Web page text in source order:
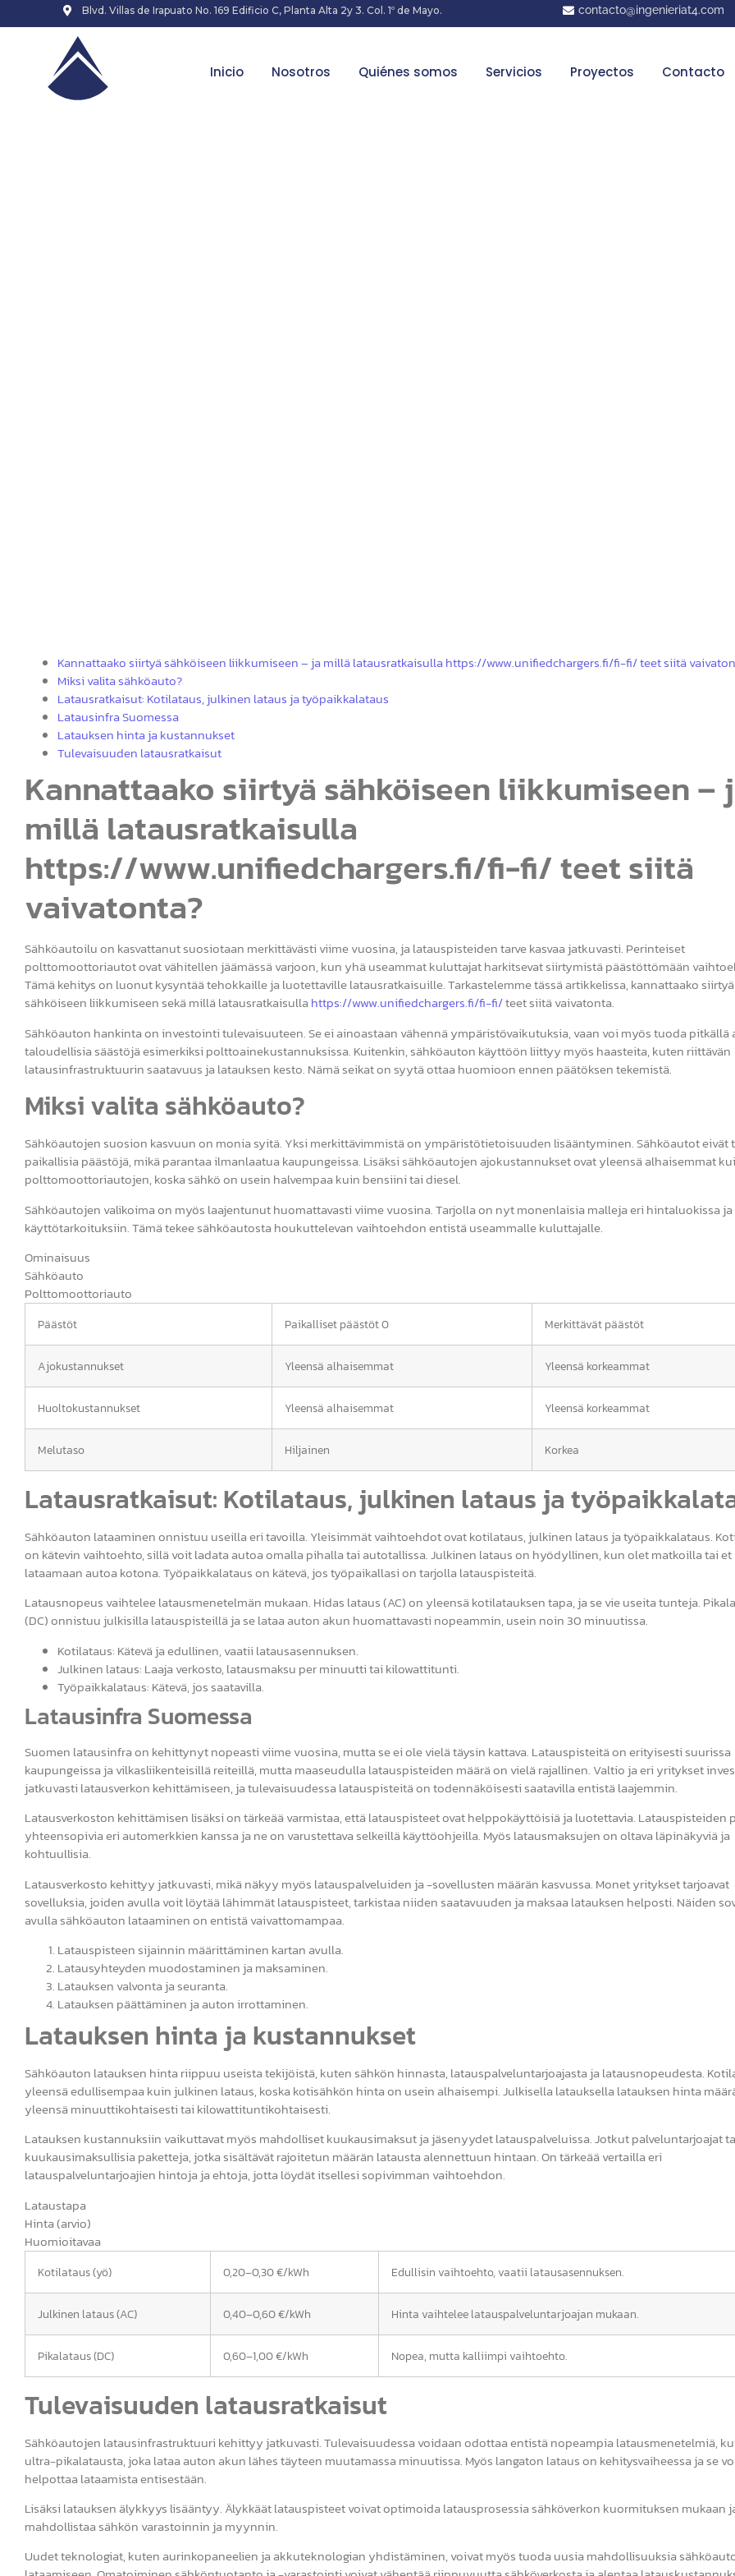
Blvd. Villas de Irapuato No. 169 Edificio C, Planta Alta 2y 3. Col. 1º de Mayo. contacto@ingenieriat4.com
Inicio Nosotros Quiénes somos Servicios Proyectos Contacto
Kannattaako siirtyä sähköiseen liikkumiseen – ja millä latausratkaisulla https://www.unifiedchargers.fi/fi-fi/ teet siitä
Miksi valita sähköauto?
Latausratkaisut: Kotilataus, julkinen lataus ja työpaikkalataus
Latausinfra Suomessa
Latauksen hinta ja kustannukset
Tulevaisuuden latausratkaisut
Kannattaako siirtyä sähköiseen liikkumiseen –
millä latausratkaisulla
https://www.unifiedchargers.fi/fi-fi/ teet siitä
vaivatonta?
Sähköautoilu on kasvattanut suosiotaan merkittävästi viime vuosina, ja latauspisteiden tarve kasvaa jatkuvasti. Perinteiset
polttomoottoriautot ovat vähitellen jäämässä varjoon, kun yhä useammat kuluttajat harkitsevat siirtymistä päästöttömään
Tämä kehitys on luonut kysyntää tehokkaille ja luotettaville latausratkaisuille. Tarkastelemme tässä artikkelissa, kannattaako siirtyä
sähköiseen liikkumiseen sekä millä latausratkaisulla https://www.unifiedchargers.fi/fi-fi/teet siitä vaivatonta.
Sähköauton hankinta on investointi tulevaisuuteen. Se ei ainoastaan vähennä ympäristövaikutuksia, vaan voi myös tuoda pitkällä
taloudellisia säästöjä esimerkiksi polttoainekustannuksissa. Kuitenkin, sähköauton käyttöön liittyy myös haasteita, kuten riittävän
latausinfrastruktuurin saatavuus ja latauksen kesto. Nämä seikat on syytä ottaa huomioon ennen päätöksen tekemistä.
Miksi valita sähköauto?
Sähköautojen suosion kasvuun on monia syitä. Yksi merkittävimmistä on ympäristötietoisuuden lisääntyminen. Sähköautot eivät
paikallisia päästöjä, mikä parantaa ilmanlaatua kaupungeissa. Lisäksi sähköautojen ajokustannukset ovat yleensä alhaisemmat
polttomoottoriautojen, koska sähkö on usein halvempaa kuin bensiini tai diesel.
Sähköautojen valikoima on myös laajentunut huomattavasti viime vuosina. Tarjolla on nyt monenlaisia malleja eri hintaluokissa ja
käyttötarkoituksiin. Tämä tekee sähköautosta houkuttelevan vaihtoehdon entistä useammalle kuluttajalle.
Ominaisuus
Sähköauto
Polttomoottoriauto
Päästöt Paikalliset päästöt 0 Merkittävät päästöt
Ajokustannukset Yleensä alhaisemmat Yleensä korkeammat
Huoltokustannukset Yleensä alhaisemmat Yleensä korkeammat
Melutaso Hiljainen Korkea
Latausratkaisut: Kotilataus, julkinen lataus ja
Sähköauton lataaminen onnistuu useilla eri tavoilla. Yleisimmät vaihtoehdot ovat kotilataus, julkinen lataus ja työpaikkalataus.
on kätevin vaihtoehto, sillä voit ladata autoa omalla pihalla tai autotallissa. Julkinen lataus on hyödyllinen, kun olet matkoilla tai et
lataamaan autoa kotona. Työpaikkalataus on kätevä, jos työpaikallasi on tarjolla latauspisteitä.
Latausnopeus vaihtelee latausmenetelmän mukaan. Hidas lataus (AC) on yleensä kotilatauksen tapa, ja se vie useita tunteja.
(DC) onnistuu julkisilla latauspisteillä ja se lataa auton akun huomattavasti nopeammin, usein noin 30 minuutissa.
Kotilataus: Kätevä ja edullinen, vaatii latausasennuksen.
Julkinen lataus: Laaja verkosto, latausmaksu per minuutti tai kilowattitunti.
Työpaikkalataus: Kätevä, jos saatavilla.
Latausinfra Suomessa
Suomen latausinfra on kehittynyt nopeasti viime vuosina, mutta se ei ole vielä täysin kattava. Latauspisteitä on erityisesti suurissa
kaupungeissa ja vilkasliikenteisillä reiteillä, mutta maaseudulla latauspisteiden määrä on vielä rajallinen. Valtio ja eri yritykset
jatkuvasti latausverkon kehittämiseen, ja tulevaisuudessa latauspisteitä on todennäköisesti saatavilla entistä laajemmin.
Latausverkoston kehittämisen lisäksi on tärkeää varmistaa, että latauspisteet ovat helppokäyttöisiä ja luotettavia. Latauspisteiden
yhteensopivia eri automerkkien kanssa ja ne on varustettava selkeillä käyttöohjeilla. Myös latausmaksujen on oltava läpinäkyviä ja
kohtuullisia.
Latausverkosto kehittyy jatkuvasti, mikä näkyy myös latauspalveluiden ja -sovellusten määrän kasvussa. Monet yritykset tarjoavat
sovelluksia, joiden avulla voit löytää lähimmät latauspisteet, tarkistaa niiden saatavuuden ja maksaa latauksen helposti. Näiden
avulla sähköauton lataaminen on entistä vaivattomampaa.
Latauspisteen sijainnin määrittäminen kartan avulla.
Latausyhteyden muodostaminen ja maksaminen.
Latauksen valvonta ja seuranta.
Latauksen päättäminen ja auton irrottaminen.
Latauksen hinta ja kustannukset
Sähköauton latauksen hinta riippuu useista tekijöistä, kuten sähkön hinnasta, latauspalveluntarjoajasta ja latausnopeudesta.
yleensä edullisempaa kuin julkinen lataus, koska kotisähkön hinta on usein alhaisempi. Julkisella latauksella latauksen hinta
yleensä minuuttikohtaisesti tai kilowattituntikohtaisesti.
Latauksen kustannuksiin vaikuttavat myös mahdolliset kuukausimaksut ja jäsenyydet latauspalveluissa. Jotkut palveluntarjoajat
kuukausimaksullisia paketteja, jotka sisältävät rajoitetun määrän latausta alennettuun hintaan. On tärkeää vertailla eri
latauspalveluntarjoajien hintoja ja ehtoja, jotta löydät itsellesi sopivimman vaihtoehdon.
Lataustapa
Hinta (arvio)
Huomioitavaa
Kotilataus (yö) 0,20–0,30 €/kWh Edullisin vaihtoehto, vaatii latausasennuksen.
Julkinen lataus (AC) 0,40–0,60 €/kWh Hinta vaihtelee latauspalveluntarjoajan mukaan.
Pikalataus (DC) 0,60–1,00 €/kWh Nopea, mutta kalliimpi vaihtoehto.
Tulevaisuuden latausratkaisut
Sähköautojen latausinfrastruktuuri kehittyy jatkuvasti. Tulevaisuudessa voidaan odottaa entistä nopeampia latausmenetelmiä,
ultra-pikalatausta, joka lataa auton akun lähes täyteen muutamassa minuutissa. Myös langaton lataus on kehitysvaiheessa ja se
helpottaa lataamista entisestään.
Lisäksi latauksen älykkyys lisääntyy. Älykkäät latauspisteet voivat optimoida latausprosessia sähköverkon kuormituksen mukaan
mahdollistaa sähkön varastoinnin ja myynnin.
Uudet teknologiat, kuten aurinkopaneelien ja akkuteknologian yhdistäminen, voivat myös tuoda uusia mahdollisuuksia